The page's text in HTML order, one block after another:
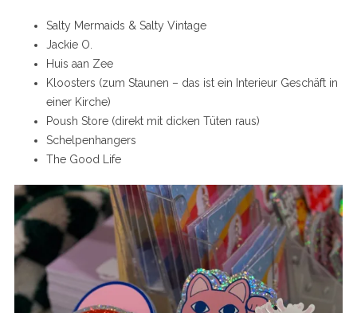
Salty Mermaids & Salty Vintage
Jackie O.
Huis aan Zee
Kloosters (zum Staunen – das ist ein Interieur Geschäft in
einer Kirche)
Poush Store (direkt mit dicken Tüten raus)
Schelpenhangers
The Good Life